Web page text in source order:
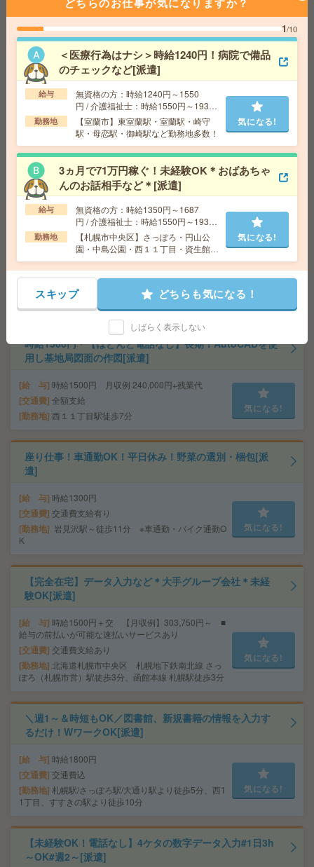
勤務地 【苫小牧市】苫小牧・青葉・糸井・勇払など
勤務地多数！
【フルタイムじゃ働けない！という方へ】週3や時短もO
K＊ケアスタッフ[派遣]
無資格未経験：時給1300円～ 経験者：時給
1350円～★日払い／週払い制度あり（月払いも選べま
す）※稼働開始時は手続き完了次第のお支払いとなりま
す。
交通費
勤務地
【苫小牧市】苫小牧・青葉・糸井・勇払など
勤務地多数！
気になる!
≪事務デビューを応援！≫保険事務のサポートスタッ
フ！[派遣]
給 与 時給1350円＋交
交通費 交通費規定支給
JR函館本線 旭川駅 徒歩11分
気になる!
時給1500円＊【ほとんど電話なし】長期！AutoCADを使
用し基地局図面の作図[派遣]
給 与 時給1500円 月収例 240,000円+残業代
交通費 全額支給
勤務地 西１１丁目駅徒歩7分
気になる!
座り仕事！車通勤OK！平日休み！野菜の選別・梱包[派
遣]
給 与 時給1300円
交通費 交通費支給有り
勤務地
岩見沢駅～徒歩11分 ※車通勤・バイク通勤O
K
気になる!
【完全在宅】データ入力など＊大手グループ会社＊未経
験OK[派遣]
給 与 時給1500円＋交 【月収例】303,750円～ ■
給与の前払いが可能な速払いサービスあり
交通費 交通費支給あり
勤務地 北海道札幌市中央区 札幌地下鉄南北線 さっ
ぽろ（札幌市営）駅徒歩3分、函館本線 札幌駅徒歩3分
気になる!
＼週1～＆時短もOK／図書館、新規書籍の情報を入力す
るだけ！WワークOK[派遣]
給 与 時給1800円
交通費 交通費込
勤務地 札幌駅/さっぽろ駅/大通り駅より徒歩5分、西1
1丁目、すすきの駅より徒歩10分
気になる!
【未経験OK！電話なし】4ケタの数字データ入力#1日3h
～OK#週2～[派遣]
1/10
＜医療行為はナシ＞時給1240円！病院で備品
のチェックなど[派遣]
給与
無資格の方：時給1240円～1550
円 / 介護福祉士：時給1550円～1937
円 / 初任者以上：時給1450円～1812
円
勤務地
【室蘭市】東室蘭駅・室蘭駅・崎守
駅・母恋駅・御崎駅など勤務地多数！
気になる!
3ヵ月で71万円稼ぐ！未経験OK＊おばあちゃ
んのお話相手など＊[派遣]
給与
無資格の方：時給1350円～1687
円 / 介護福祉士：時給1550円～1937
円 / 初任者以上：時給1450円～1812
円
勤務地
【札幌市中央区】さっぽろ・円山公
園・中島公園・西１１丁目・資生館小
学校前など勤務地多数！
気になる!
スキップ どちらも気になる！
しばらく表示しない